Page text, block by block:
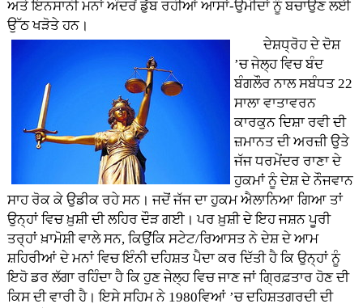
ਅਤੇ ਇਨਸਾਨੀ ਮਨਾਂ ਅੰਦਰੋਂ ਡੁੱਬ ਰਹੀਆਂ ਆਸਾਂ-ਉਮੀਦਾਂ ਨੂੰ ਬਚਾਉਣ ਲਈ
ਉੱਠ ਖੜੋਤੇ ਹਨ।
ਦੇਸ਼ਧ੍ਰੋਹ ਦੇ ਦੋਸ਼
’ਚ ਜੇਲ੍ਹ ਵਿਚ ਬੰਦ
ਬੰਗਲੌਰ ਨਾਲ ਸਬੰਧਤ 22
ਸਾਲਾ ਵਾਤਾਵਰਨ
ਕਾਰਕੁਨ ਦਿਸ਼ਾ ਰਵੀ ਦੀ
ਜ਼ਮਾਨਤ ਦੀ ਅਰਜ਼ੀ ਉਤੇ
ਜੱਜ ਧਰਮੇਂਦਰ ਰਾਣਾ ਦੇ
ਹੁਕਮਾਂ ਨੂੰ ਦੇਸ਼ ਦੇ ਨੌਜਵਾਨ
ਸਾਹ ਰੋਕ ਕੇ ਉਡੀਕ ਰਹੇ ਸਨ। ਜਦੋਂ ਜੱਜ ਦਾ ਹੁਕਮ ਐਲਾਨਿਆ ਗਿਆ ਤਾਂ
ਉਨ੍ਹਾਂ ਵਿਚ ਖ਼ੁਸ਼ੀ ਦੀ ਲਹਿਰ ਦੌੜ ਗਈ। ਪਰ ਖ਼ੁਸ਼ੀ ਦੇ ਇਹ ਜਸ਼ਨ ਪੂਰੀ
ਤਰ੍ਹਾਂ ਖ਼ਾਮੋਸ਼ੀ ਵਾਲੇ ਸਨ, ਕਿਉਂਕਿ ਸਟੇਟ/ਰਿਆਸਤ ਨੇ ਦੇਸ਼ ਦੇ ਆਮ
ਸ਼ਹਿਰੀਆਂ ਦੇ ਮਨਾਂ ਵਿਚ ਇੰਨੀ ਦਹਿਸ਼ਤ ਪੈਦਾ ਕਰ ਦਿੱਤੀ ਹੈ ਕਿ ਉਨ੍ਹਾਂ ਨੂੰ
ਇਹੋ ਡਰ ਲੱਗਾ ਰਹਿੰਦਾ ਹੈ ਕਿ ਹੁਣ ਜੇਲ੍ਹ ਵਿਚ ਜਾਣ ਜਾਂ ਗ੍ਰਿਫ਼ਤਾਰ ਹੋਣ ਦੀ
ਕਿਸ ਦੀ ਵਾਰੀ ਹੈ। ਇਸੇ ਸਹਿਮ ਨੇ 1980ਵਿਆਂ ’ਚ ਦਹਿਸ਼ਤਗਰਦੀ ਦੀ